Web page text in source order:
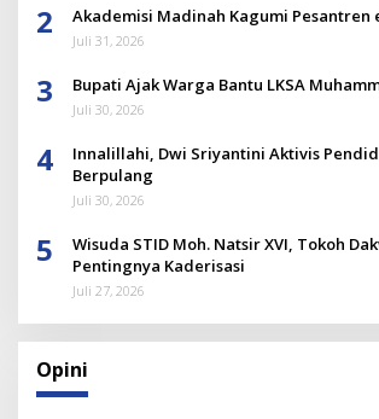
2 Akademisi Madinah Kagumi Pesantren
Juli 31, 2026
3 Bupati Ajak Warga Bantu LKSA
Juli 30, 2026
4
Innalillahi, Dwi Sriyantini Aktivis
Berpulang
Juli 30, 2026
5
Wisuda STID Moh. Natsir XVI, Tokoh
Pentingnya Kaderisasi
Juli 27, 2026
Opini